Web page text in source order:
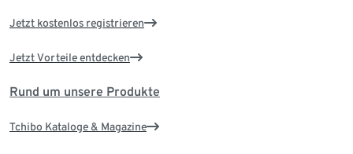
Jetzt kostenlos registrieren
Jetzt Vorteile entdecken
Rund um unsere Produkte
Tchibo Kataloge & Magazine